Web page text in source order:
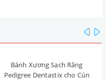
Bánh Xương Sạch Răng
Pedigree Dentastix cho Cún